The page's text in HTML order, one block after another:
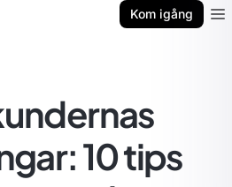
Kom igång
10 tips